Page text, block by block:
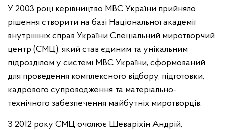
У 2003 році керівництво МВС України прийняло
рішення створити на базі Національної академії
внутрішніх справ України Спеціальний миротворчий
центр (СМЦ), який став єдиним та унікальним
підрозділом у системі МВС України, сформований
для проведення комплексного відбору, підготовки,
кадрового супроводження та матеріально-
технічного забезпечення майбутніх миротворців.
З 2012 року СМЦ очолює Шеваріхін Андрій,